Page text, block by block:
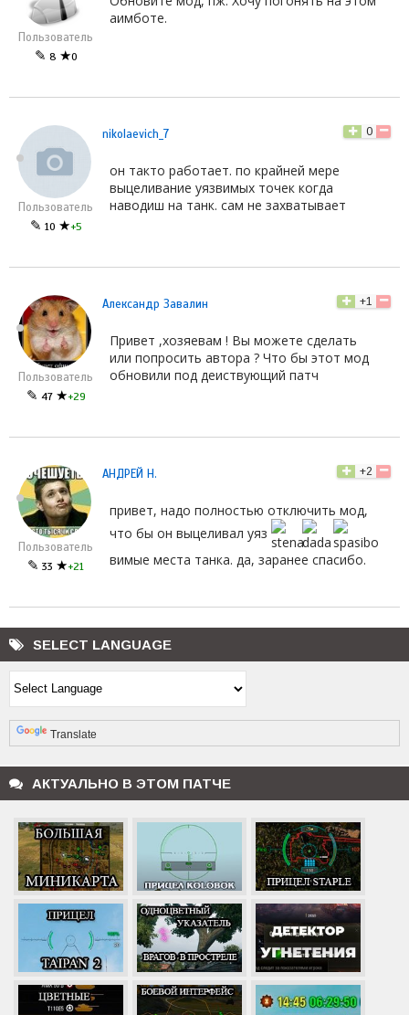
Пользователь
✎ 8 ★0
аимботе.
Пользователь
✎ 10 ★+5
nikolaevich_7 0
он такто работает. по крайней мере
выцеливание уязвимых точек когда
наводиш на танк. сам не захватывает
Пользователь
✎ 47 ★+29
Александр Завалин +1
Привет ,хозяевам ! Вы можете сделать
или попросить автора ? Что бы этот мод
обновили под деиствующий патч
Пользователь
✎ 33 ★+21
АНДРЕЙ Н. +2
привет, надо полностью отключить мод,
что бы он выцеливал уяз
вимые места танка. да, заранее спасибо.
SELECT LANGUAGE
Translate
АКТУАЛЬНО В ЭТОМ ПАТЧЕ